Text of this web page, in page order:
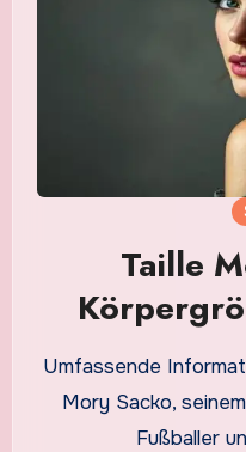
Taille
Umfassende
Mory Sacko,
Fußballer